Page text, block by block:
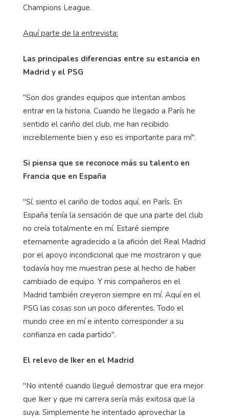
Champions League.
Aquí parte de la entrevista:
Las principales diferencias entre su estancia en
Madrid y el PSG
"Son dos grandes equipos que intentan ambos
entrar en la historia. Cuando he llegado a París he
sentido el cariño del club, me han recibido
increíblemente bien y eso es importante para mí".
Si piensa que se reconoce más su talento en
Francia que en España
"Sí, siento el cariño de todos aquí, en París. En
España tenía la sensación de que una parte del club
no creía totalmente en mí. Estaré siempre
eternamente agradecido a la afición del Real Madrid
por el apoyo incondicional que me mostraron y que
todavía hoy me muestran pese al hecho de haber
cambiado de equipo. Y mis compañeros en el
Madrid también creyeron siempre en mí. Aquí en el
PSG las cosas son un poco diferentes. Todo el
mundo cree en mí e intento corresponder a su
confianza en cada partido".
El relevo de Iker en el Madrid
"No intenté cuando llegué demostrar que era mejor
que Iker y que mi carrera sería más exitosa que la
suya. Simplemente he intentado aprovechar la